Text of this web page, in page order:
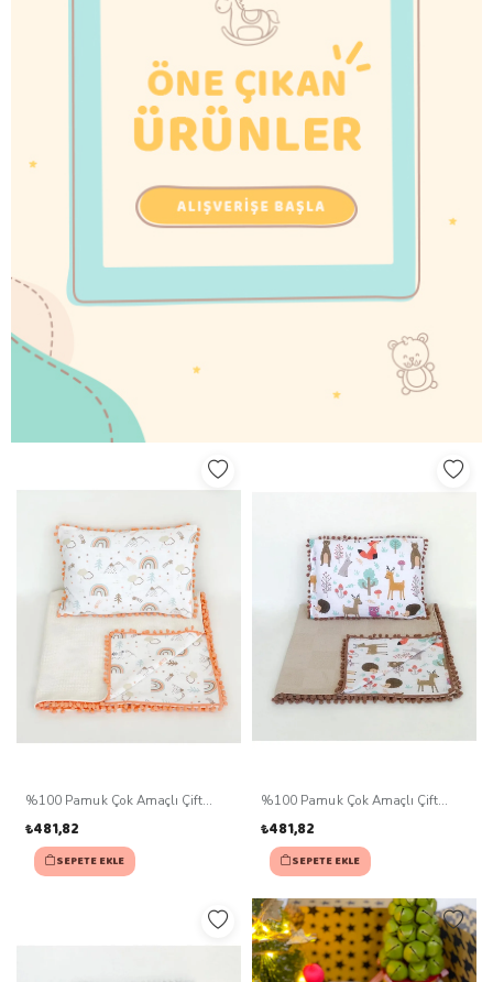
%100 Pamuk Çok Amaçlı Çift
₺481,82
SEPETE EKLE
%100 Pamuk Çok Amaçlı Çift
₺481,82
SEPETE EKLE